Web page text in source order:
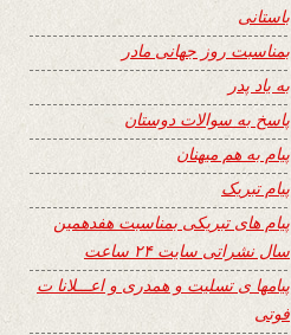
باستانی
بمناسبت روز جهانی مادر
به یاد پدر
پاسخ به سوالات دوستان
پیام به هم میهنان
پیام تبریک
پیام های تبریکی بمناسبت هفدهمین
سال نشراتی سایت ۲۴ ساعت
پیامها ی تسلیت و همدری و اعـــلانا ت
فوتی